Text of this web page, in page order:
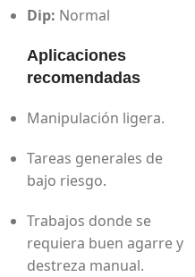
Dip: Normal
Aplicaciones
recomendadas
Manipulación ligera.
Tareas generales de
bajo riesgo.
Trabajos donde se
requiera buen agarre y
destreza manual.